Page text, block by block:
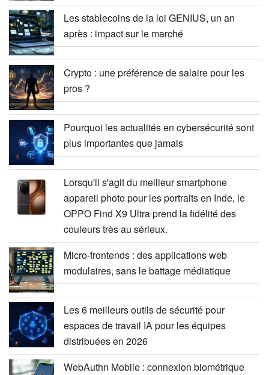
Les stablecoins de la loi GENIUS, un an
après : impact sur le marché
Crypto : une préférence de salaire pour les
pros ?
Pourquoi les actualités en cybersécurité sont
plus importantes que jamais
Lorsqu'il s'agit du meilleur smartphone
appareil photo pour les portraits en Inde, le
OPPO Find X9 Ultra prend la fidélité des
couleurs très au sérieux.
Micro-frontends : des applications web
modulaires, sans le battage médiatique
Les 6 meilleurs outils de sécurité pour
espaces de travail IA pour les équipes
distribuées en 2026
WebAuthn Mobile : connexion biométrique